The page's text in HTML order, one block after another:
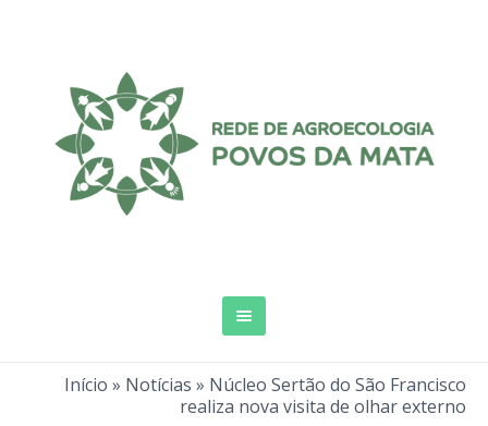
Início » Notícias » Núcleo Sertão do São Francisco
realiza nova visita de olhar externo